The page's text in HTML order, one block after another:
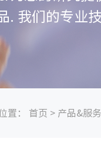
. 我们的专业
置： 首页 > 产品&服务